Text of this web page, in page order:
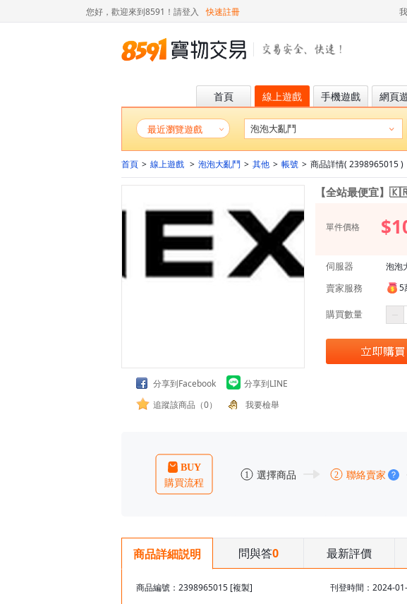
您好，歡迎來到8591！ 請登入 快速註冊
首頁 線上遊戲 手機遊戲 網頁
最近瀏覽遊戲
首頁 > 線上遊戲 > 泡泡大亂鬥 > 其他 > 帳號 > 商品詳情( 2398965015 )
分享到Facebook
分享到LINE
追蹤該商品（0）
我要檢舉
【全站最便宜】
單件價格
伺服器 泡泡
賣家服務 5
購買數量
商品詳細説明 問與答0 最新評價
商品編號：2398965015 [複製] 刊登時間：2024-